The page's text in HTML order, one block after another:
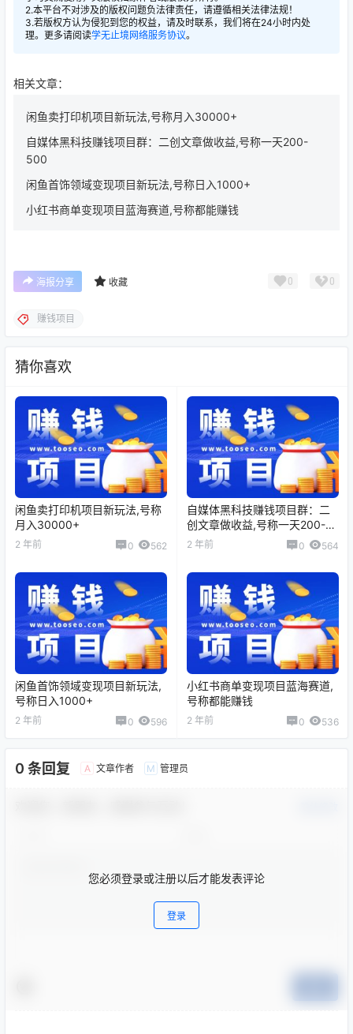
2.本平台不对涉及的版权问题负法律责任，请遵循相关法律法规！
3.若版权方认为侵犯到您的权益，请及时联系，我们将在24小时内处
理。更多请阅读学无止境网络服务协议。
相关文章：
闲鱼卖打印机项目新玩法,号称月入30000+
自媒体黑科技赚钱项目群：二创文章做收益,号称一天200-
500
闲鱼首饰领域变现项目新玩法,号称日入1000+
小红书商单变现项目蓝海赛道,号称都能赚钱
海报分享 收藏 0 0
赚钱项目
猜你喜欢
闲鱼卖打印机项目新玩法,号称
月入30000+
2 年前 0 562
自媒体黑科技赚钱项目群：二
创文章做收益,号称一天200-
500
2 年前 0 564
闲鱼首饰领域变现项目新玩法,
号称日入1000+
2 年前 0 596
小红书商单变现项目蓝海赛道,
号称都能赚钱
2 年前 0 536
0 条回复 A 文章作者 M 管理员
您必须登录或注册以后才能发表评论
登录